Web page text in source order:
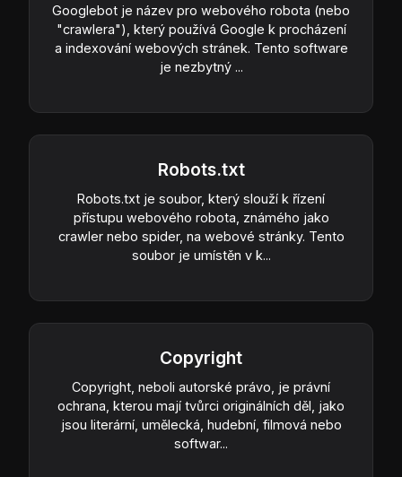
Googlebot je název pro webového robota (nebo
"crawlera"), který používá Google k procházení
a indexování webových stránek. Tento software
je nezbytný ...
Robots.txt
Robots.txt je soubor, který slouží k řízení
přístupu webového robota, známého jako
crawler nebo spider, na webové stránky. Tento
soubor je umístěn v k...
Copyright
Copyright, neboli autorské právo, je právní
ochrana, kterou mají tvůrci originálních děl, jako
jsou literární, umělecká, hudební, filmová nebo
softwar...